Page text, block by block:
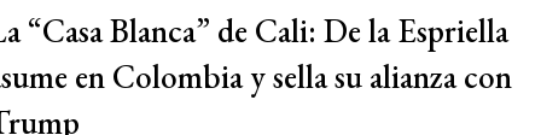
“Casa Blanca” de Cali: De la Espriella
en Colombia y sella su alianza con